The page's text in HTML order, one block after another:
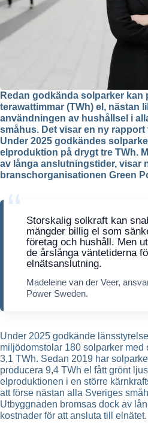
Redan godkända solparker kan
terawattimmar (TWh) el, nästan
användningen av hushållsel i
småhus. Det visar en ny rapport
Under 2025 godkändes
elproduktion på drygt tre TWh.
av långa anslutningstider, visar
branschorganisationen Green
Storskalig solkraft kan
mängder billig el som
företag och hushåll. Men
de årslånga väntetiderna
elnätsanslutning.
Madeleine van der Veer,
Power Sweden.
Under 2025 godkände
miljödomstolar 180 solparker
3,1 TWh. Sedan 2019 har
producera 9,4 TWh el fått grönt
elproduktionen i en större
att förse nästan alla Sveriges
Utbyggnaden bromsas dock av
kostnader för att ansluta till elnätet.